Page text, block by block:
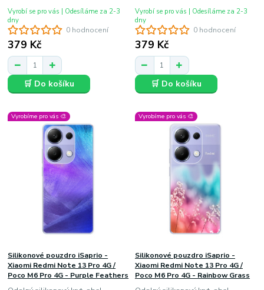
0 hodnocení
379 Kč
Vyrobí se pro vás | Odesíláme za 2-3
dny
🛒 Do košíku
0 hodnocení
379 Kč
Vyrobí se pro vás | Odesíláme za 2-3
dny
🛒 Do košíku
Vyrobíme pro vás 🎨
Silikonové pouzdro iSaprio -
Xiaomi Redmi Note 13 Pro 4G /
Poco M6 Pro 4G - Purple Feathers
Vyrobíme pro vás 🎨
Silikonové pouzdro iSaprio -
Xiaomi Redmi Note 13 Pro 4G /
Poco M6 Pro 4G - Rainbow Grass